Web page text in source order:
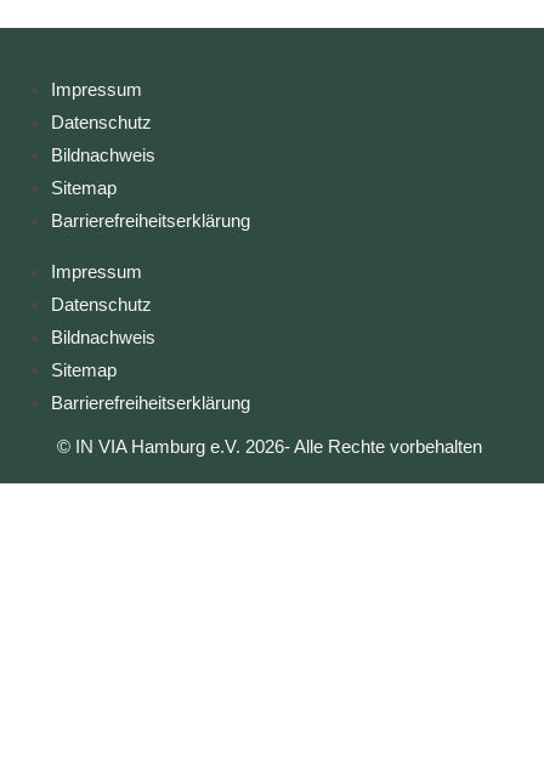
Impressum
Datenschutz
Bildnachweis
Sitemap
Barrierefreiheitserklärung
Impressum
Datenschutz
Bildnachweis
Sitemap
Barrierefreiheitserklärung
© IN VIA Hamburg e.V. 2026- Alle Rechte vorbehalten